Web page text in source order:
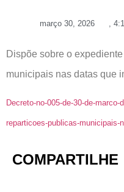
março 30, 2026 ,
Dispõe sobre o
municipais nas datas que
Decreto-no-005-de-30-de-marco-
reparticoes-publicas-municipais-
COMPARTILHE